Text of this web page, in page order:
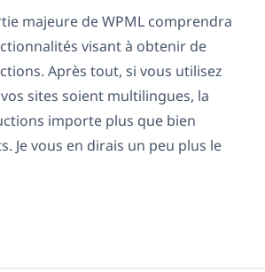
majeure de WPML comprendra
visant à obtenir de
Après tout, si vous utilisez
sites soient multilingues, la
importe plus que bien
Je vous en dirais un peu plus le